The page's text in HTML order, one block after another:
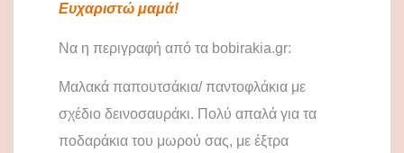
Ευχαριστώ μαμά!
Να η περιγραφή από τα bobirakia.gr:
Μαλακά παπουτσάκια/ παντοφλάκια με
σχέδιο δεινοσαυράκι. Πολύ απαλά για τα
ποδαράκια του μωρού σας, με έξτρα